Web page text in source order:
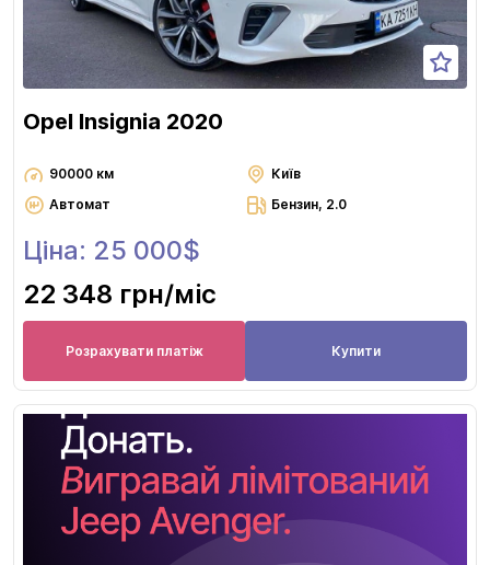
Opel Insignia 2020
90000 км
Київ
Автомат
Бензин, 2.0
Ціна: 25 000$
22 348 грн/міс
Розрахувати платіж Купити